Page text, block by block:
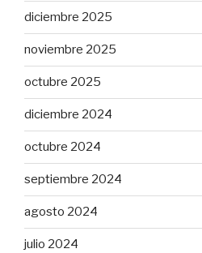
diciembre 2025
noviembre 2025
octubre 2025
diciembre 2024
octubre 2024
septiembre 2024
agosto 2024
julio 2024